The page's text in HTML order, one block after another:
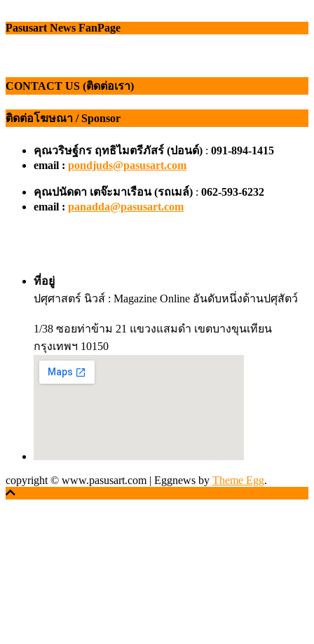
Pasusart News FanPage
CONTACT US (ติดต่อเรา)
ติดต่อโฆษณา / Sponsor
คุณวริษฐ์กร ฤทธิไมตรีภัสร์ (ปอนด์) : 091-894-1415
email : pondjuds@pasusart.com
คุณปนัดดา เตจ๊ะมาเรือน (รถเมล์) : 062-593-6232
email : panadda@pasusart.com
ที่อยู่
ปศุศาสตร์ นิวส์ : Magazine Online อันดับหนึ่งด้านปศุสัตว์
1/38 ซอยท่าข้าม 21 แขวงแสมดำ เขตบางขุนเทียน
กรุงเทพฯ 10150
copyright © www.pasusart.com | Eggnews by Theme Egg.